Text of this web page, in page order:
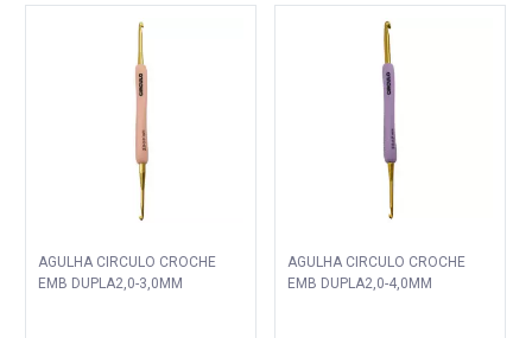
AGULHA CIRCULO CROCHE
EMB DUPLA2,0-3,0MM
AGULHA CIRCULO CROCHE
EMB DUPLA2,0-4,0MM